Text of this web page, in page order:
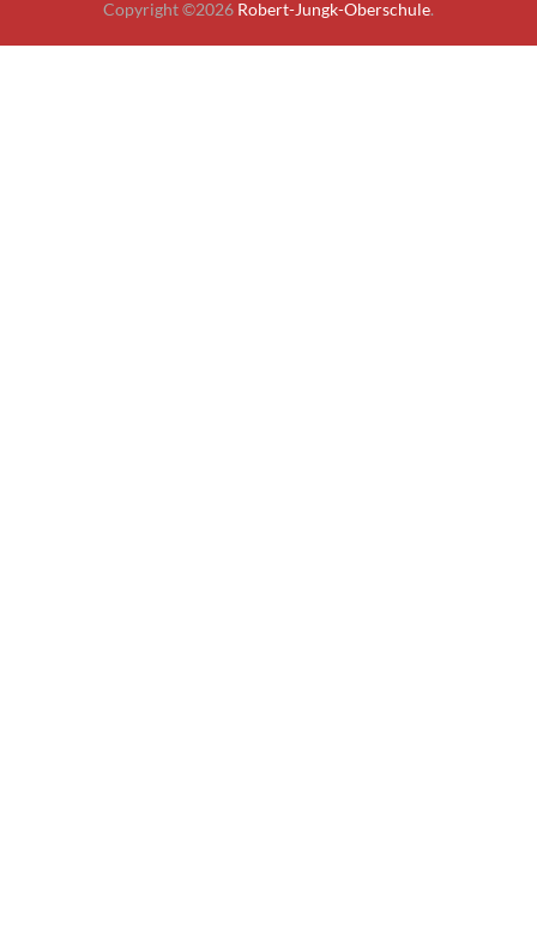
Copyright ©2026 Robert-Jungk-Oberschule.